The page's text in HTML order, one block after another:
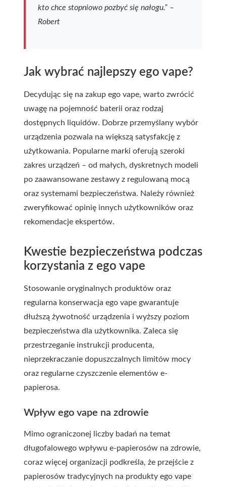
kto chce stopniowo pozbyć się nałogu.” –
Robert
Jak wybrać najlepszy ego vape?
Decydując się na zakup ego vape, warto zwrócić
uwagę na pojemność baterii oraz rodzaj
dostępnych liquidów. Dobrze przemyślany wybór
urządzenia pozwala na większą satysfakcję z
użytkowania. Popularne marki oferują szeroki
zakres urządzeń – od małych, dyskretnych modeli
po zaawansowane zestawy z regulowaną mocą
oraz systemami bezpieczeństwa. Należy również
zweryfikować opinię innych użytkowników oraz
rekomendacje ekspertów.
Kwestie bezpieczeństwa podczas
korzystania z ego vape
Stosowanie oryginalnych produktów oraz
regularna konserwacja ego vape gwarantuje
dłuższą żywotność urządzenia i wyższy poziom
bezpieczeństwa dla użytkownika. Zaleca się
przestrzeganie instrukcji producenta,
nieprzekraczanie dopuszczalnych limitów mocy
oraz regularne czyszczenie elementów e-
papierosa.
Wpływ ego vape na zdrowie
Mimo ograniczonej liczby badań na temat
długofalowego wpływu e-papierosów na zdrowie,
coraz więcej organizacji podkreśla, że przejście z
papierosów tradycyjnych na produkty ego vape